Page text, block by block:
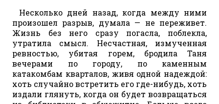
Несколько дней назад, когда между ними
произошел разрыв, думала — не переживет.
Жизнь без него сразу погасла, поблекла,
утратила смысл. Несчастная, измученная
ревностью, убитая горем, бродила Таня
вечерами по городу, по каменным
катакомбам кварталов, живя одной надеждой:
хоть случайно встретить его где-нибудь, хоть
издали глянуть, когда он будет возвращаться